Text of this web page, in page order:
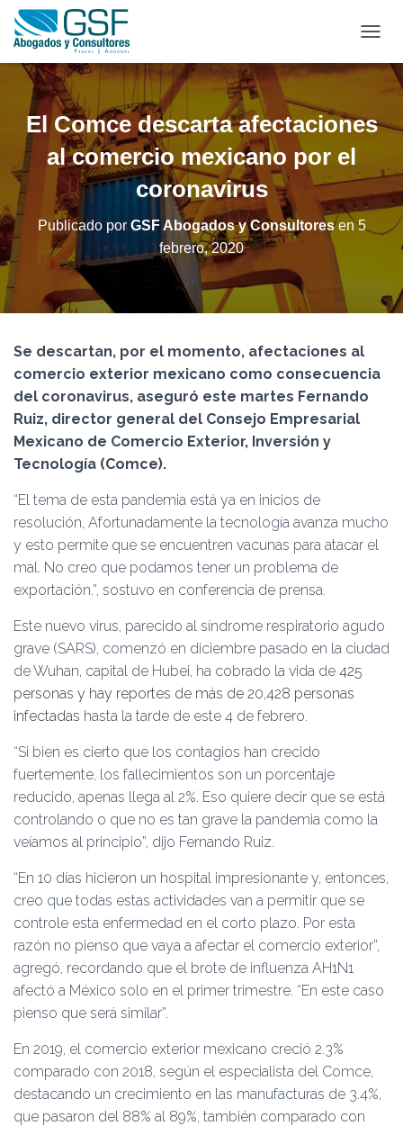
A
A
O
D
C
El Comce descarta afectaciones
al comercio mexicano por el
coronavirus
Publicado porGSF Abogados y Consultoresen5
febrero, 2020
Se descartan, por el momento, afectaciones al
comercio exterior mexicano como consecuencia
del coronavirus, aseguró este martes Fernando
Ruiz, director general del Consejo Empresarial
Mexicano de Comercio Exterior, Inversión y
Tecnología (Comce).
“El tema de esta pandemia está ya en inicios de
resolución, Afortunadamente la tecnología avanza mucho
y esto permite que se encuentren vacunas para atacar el
mal. No creo que podamos tener un problema de
exportación.”, sostuvo en conferencia de prensa.
Este nuevo virus, parecido al síndrome respiratorio agudo
grave (SARS), comenzó en diciembre pasado en la ciudad
de Wuhan, capital de Hubei, ha cobrado la vida de 425
personas y hay reportes de más de 20,428 personas
infectadas hasta la tarde de este 4 de febrero.
“Si bien es cierto que los contagios han crecido
fuertemente, los fallecimientos son un porcentaje
reducido, apenas llega al 2%. Eso quiere decir que se está
controlando o que no es tan grave la pandemia como la
veíamos al principio”, dijo Fernando Ruiz.
“En 10 días hicieron un hospital impresionante y, entonces,
creo que todas estas actividades van a permitir que se
controle esta enfermedad en el corto plazo. Por esta
razón no pienso que vaya a afectar el comercio exterior”,
agregó, recordando que el brote de influenza AH1N1
afectó a México solo en el primer trimestre. “En este caso
pienso que será similar”.
En 2019, el comercio exterior mexicano creció 2.3%
comparado con 2018, según el especialista del Comce,
destacando un crecimiento en las manufacturas de 3.4%,
que pasaron del 88% al 89%, también comparado con